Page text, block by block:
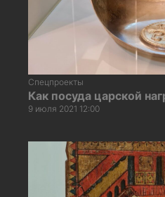
Спецпроекты
Как посуда царской
9 июля 2021 12:00